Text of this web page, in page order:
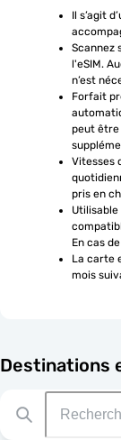
Il s’agit
Scannez
l'eSIM.
n’est
Forfait
peut être
Vitesses
pris en
En cas
La carte
mois
Destinations